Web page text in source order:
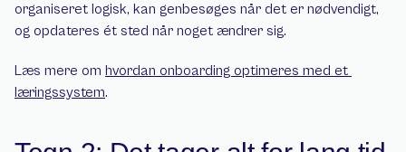
organiseret logisk, kan genbesøges når det er nødvendigt,
og opdateres ét sted når noget ændrer sig.
Læs mere om hvordan onboarding optimeres med et
læringssystem.